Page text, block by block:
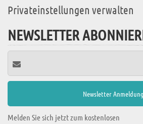
Privateinstellungen verwalten
NEWSLETTER
Melden Sie sich jetzt zum kostenlosen